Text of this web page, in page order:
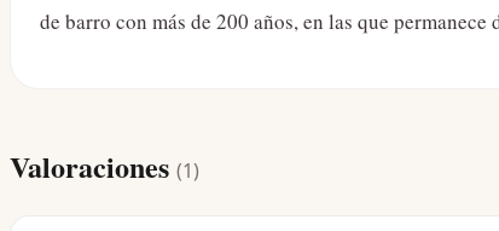
de barro con más de 200 años, en las que
Valoraciones (1)